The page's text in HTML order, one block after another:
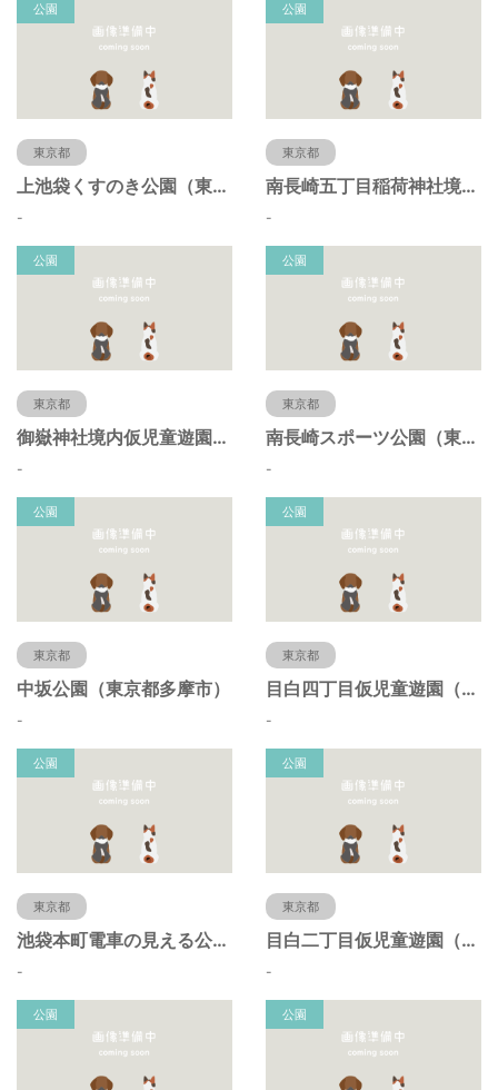
公園
東京都
上池袋くすのき公園（東京都豊島区）
-
公園
東京都
南長崎五丁目稲荷神社境内仮児童遊園（東京都豊島区）
-
公園
東京都
御嶽神社境内仮児童遊園（東京都豊島区）
-
公園
東京都
南長崎スポーツ公園（東京都豊島区）
-
公園
東京都
中坂公園（東京都多摩市）
-
公園
東京都
目白四丁目仮児童遊園（東京都豊島区）
-
公園
東京都
池袋本町電車の見える公園（東京都豊島区）
-
公園
東京都
目白二丁目仮児童遊園（東京都豊島区）
-
公園 公園